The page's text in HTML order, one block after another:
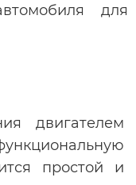
для
двигателем
простой и